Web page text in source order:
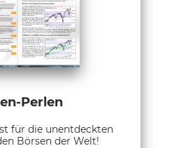
Perlen
für die unentdeckten
Börsen der Welt!